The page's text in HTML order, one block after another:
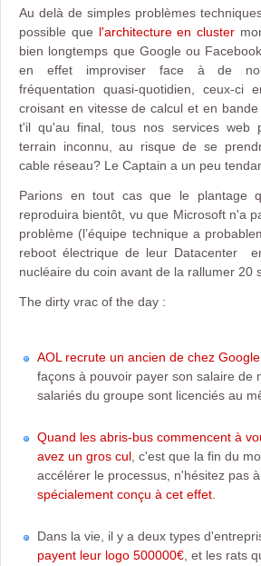
Au delà de simples problèmes
possible que l'architecture en cluster
bien longtemps que Google ou
en effet improviser face à de
fréquentation quasi-quotidien, ceux-ci
croisant en vitesse de calcul et en
t'il qu'au final, tous nos services web
terrain inconnu, au risque de se
cable réseau? Le Captain a un peu
Parions en tout cas que le plantage
reproduira bientôt, vu que Microsoft n'a
problème (l’équipe technique a
reboot électrique de leur Datacenter
nucléaire du coin avant de la rallumer 20
The dirty vrac of the day :
AOL recrute un ancien de chez Google
façons à pouvoir payer son salaire de
salariés du groupe sont licenciés au
Quand les abris-bus commencent à
avez un gros cul , c'est que la fin du
accélérer le processus, n'hésitez pas
spécialement conçu à cet effet
Dans la vie, il y a deux types
payent leur logo 500000€ , et les rats